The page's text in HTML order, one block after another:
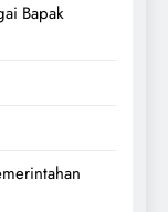
Bapak